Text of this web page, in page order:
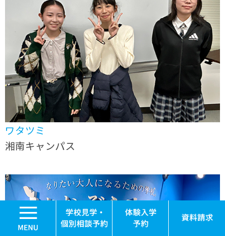
学校見学・個別相
体験入
ワタツミ
湘南キャンパス